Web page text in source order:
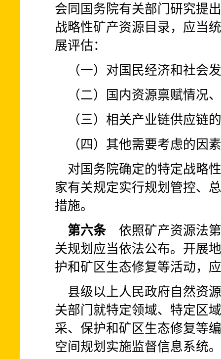
会同国务院有关部门研究提
战略性矿产资源目录，应当
展评估：
（一）对国民经济和社会
（二）国内资源禀赋情况
（三）相关产业链供应链
（四）其他需要考虑的因
对国务院确定的特定战略
家有关规定实行规划管控、
措施。
第六条依照矿产资源法第
关规划应当依法公布。开展
护和矿区生态修复等活动，
县级以上人民政府自然资
关部门就特定领域、特定区
采、保护和矿区生态修复等
空间规划实施监督信息系统。